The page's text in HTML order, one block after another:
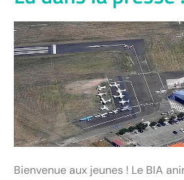
Bienvenue aux jeunes ! Le BIA